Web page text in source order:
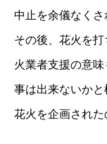
中止を余儀なくさ
その後、花火を
火業者支援の意
事は出来ないか
花火を企画された